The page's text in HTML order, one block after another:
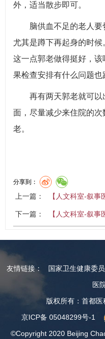
外，适当散步即可。
脑供血不足的老人要
尤其是蹲下再起身的时候
这一点郭老做得挺好，
果检查安排有什么问题也
再有两天郭老就可
面，尽量减少来住院的
老。
分享到：
上一篇： 【人文科室-叙
下一篇： 【人文科室-叙
友情链接： 国家卫生健康委
医
版权所有：首都
京ICP备 05048299号-1
©Copyright 2020 Beijing